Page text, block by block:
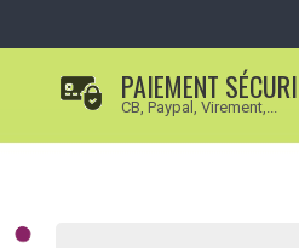
PAIEMENT
CB, Paypal, Virement,...